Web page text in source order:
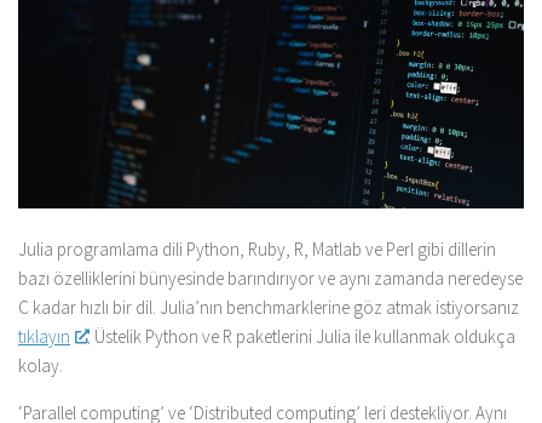
Julia programlama dili Python, Ruby, R, Matlab ve Perl gibi dillerin
bazı özelliklerini bünyesinde barındırıyor ve aynı zamanda neredeyse
C kadar hızlı bir dil. Julia’nın benchmarklerine göz atmak istiyorsanız
tıklayın
. Üstelik Python ve R paketlerini Julia ile kullanmak oldukça
kolay.
‘Parallel computing’ ve ‘Distributed computing’ leri destekliyor. Aynı